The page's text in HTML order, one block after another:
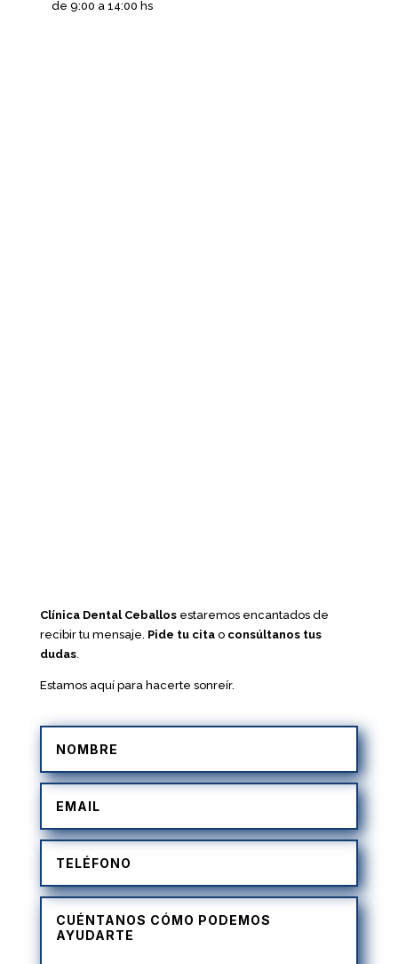
de 9:00 a 14:00 hs
Clínica Dental Ceballosestaremos encantados de
recibir tu mensaje. Pide tu citao consúltanos tus
dudas.
Estamos aquí para hacerte sonreír.